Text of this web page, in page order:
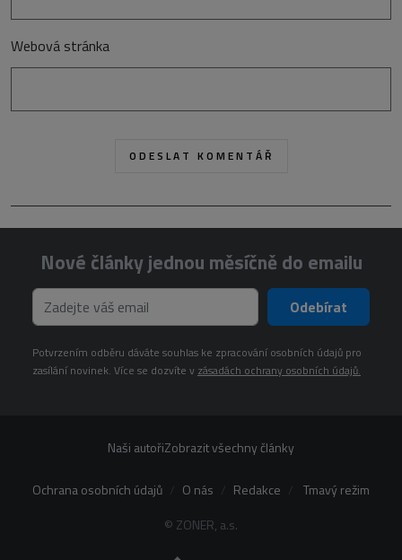
Webová stránka
Nové články jednou měsíčně do emailu
Odebírat
Potvrzením odběru dáváte souhlas ke zpracování osobních údajů pro
zasílání novinek. Více se dozvíte v zásadách ochrany osobních údajů.
Naši autořiZobrazit všechny články
© ZONER, a.s.
Ochrana osobních údajů O nás Redakce Tmavý režim